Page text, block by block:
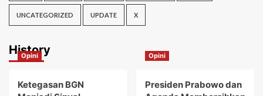
UNCATEGORIZED UPDATE X
History
Opini
Ketegasan BGN
Opini
Presiden Prabowo dan